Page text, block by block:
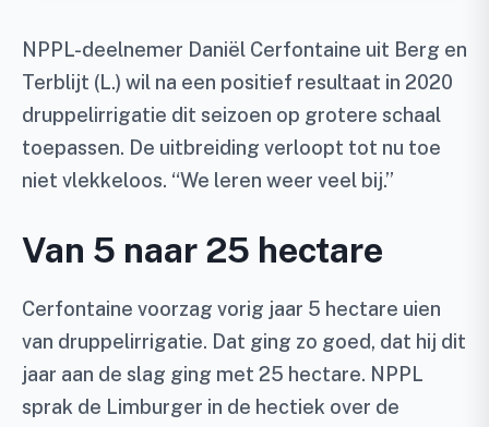
NPPL-deelnemer Daniël Cerfontaine uit Berg en
Terblijt (L.) wil na een positief resultaat in 2020
druppelirrigatie dit seizoen op grotere schaal
toepassen. De uitbreiding verloopt tot nu toe
niet vlekkeloos. “We leren weer veel bij.”
Van 5 naar 25 hectare
Cerfontaine voorzag vorig jaar 5 hectare uien
van druppelirrigatie. Dat ging zo goed, dat hij dit
jaar aan de slag ging met 25 hectare. NPPL
sprak de Limburger in de hectiek over de